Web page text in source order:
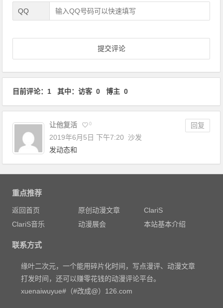
QQ
目前评论：1 其中：访客 0 博主 0
让他复活 0
回复
2019年6月5日 下午7:20
沙发
发动态和
重点推荐
返回首页 原创动漫文章
ClariS
ClariS音乐
动漫展会 本站基本介绍
联系方式
缘叶二次元，一个能用碎片化时间，写点漫评、动漫文章
打发时间，还可以赚零花钱的动漫评论平台。
xuenaiwuyue#（#改成@）126.com